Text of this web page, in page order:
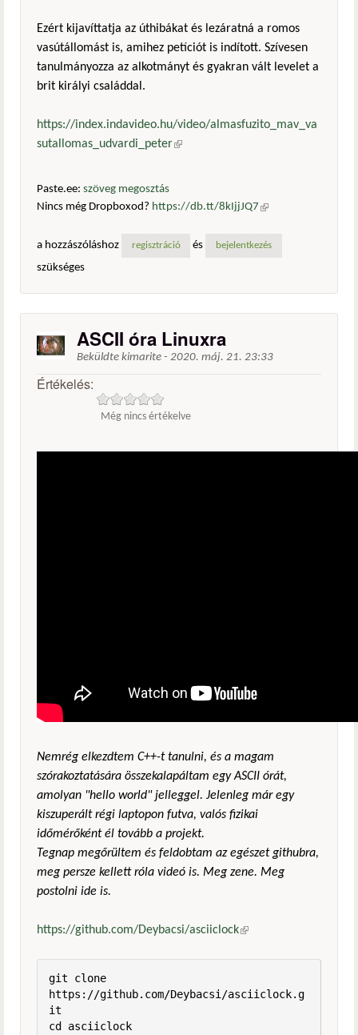
Ezért kijavíttatja az úthibákat és lezáratná a romos
vasútállomást is, amihez petíciót is indított. Szívesen
tanulmányozza az alkotmányt és gyakran vált levelet a
brit királyi családdal.
https://index.indavideo.hu/video/almasfuzito_mav_va
sutallomas_udvardi_peter(külső hivatkozás)
Paste.ee: szöveg megosztás
Nincs még Dropboxod? https://db.tt/8kIjjJQ7 (külső
a hozzászóláshoz
regisztráció és bejelentkezés
szükséges
ASCII óra Linuxra
Beküldte kimarite - 2020. máj. 21. 23:33
Értékelés:
Még nincs értékelve
Nemrég elkezdtem C++-t tanulni, és a magam
szórakoztatására összekalapáltam egy ASCII órát,
amolyan "hello world" jelleggel. Jelenleg már egy
kiszuperált régi laptopon futva, valós fizikai
időmérőként él tovább a projekt.
Tegnap megőrültem és feldobtam az egészet githubra,
meg persze kellett róla videó is. Meg zene. Meg
postolni ide is.
https://github.com/Deybacsi/asciiclock(külső hivatkozás)
git clone
https://github.com/Deybacsi/asciiclock.g
it
cd asciiclock